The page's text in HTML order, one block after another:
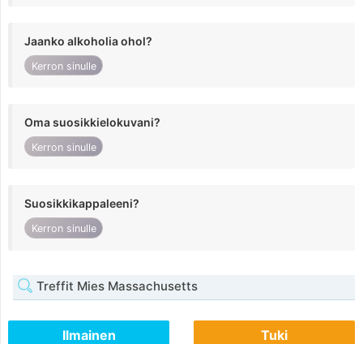
Jaanko alkoholia ohol?
Kerron sinulle
Oma suosikkielokuvani?
Kerron sinulle
Suosikkikappaleeni?
Kerron sinulle
Treffit Mies Massachusetts
Ilmainen Tuki